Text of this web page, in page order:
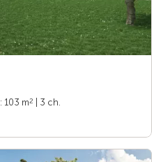
103 m2
| 3 ch.